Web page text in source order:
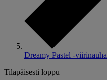
Dreamy Pastel -viirinauha
Tilapäisesti loppu